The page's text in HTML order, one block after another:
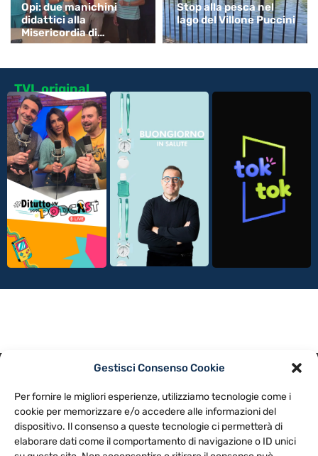
Gestisci Consenso Cookie
Per fornire le migliori esperienze, utilizziamo tecnologie come i
cookie per memorizzare e/o accedere alle informazioni del
dispositivo. Il consenso a queste tecnologie ci permetterà di
elaborare dati come il comportamento di navigazione o ID unici
Opi: due manichini
didattici alla
Misericordia di
Monsummano
Stop alla pesca nel
lago del Villone Puccini
TVL original
NOTE LEGALI
CONTATTACI PREFERENZE
TV LIBERA S.P.A.
Via Monteleonese 95/21 – 51100 Pistoia (PT)